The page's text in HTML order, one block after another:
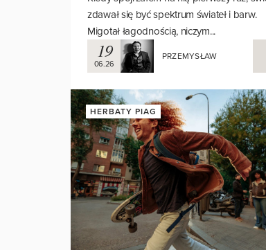
Kiedy spojrzałem na nią pierwszy raz, świat
zdawał się być spektrum świateł i barw.
Migotał łagodnością, niczym...
19
06.26
HERBATY PIAG